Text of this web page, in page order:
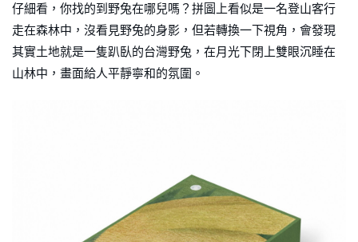
仔細看，你找的到野兔在哪兒嗎？拼圖上看似是一名登山客行
走在森林中，沒看見野兔的身影，但若轉換一下視角，會發現
其實土地就是一隻趴臥的台灣野兔，在月光下閉上雙眼沉睡在
山林中，畫面給人平靜寧和的氛圍。